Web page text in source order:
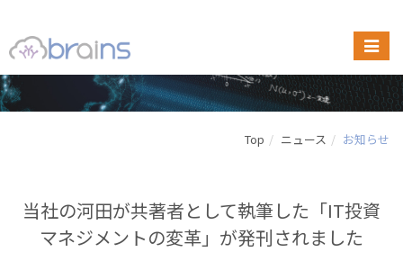
Top ニュース お知らせ
当社の河田が共著者として執筆した「IT投資
マネジメントの変革」が発刊されました